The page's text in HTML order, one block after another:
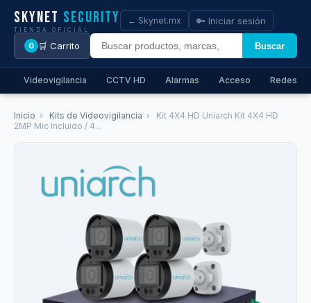
Skynet Security
TIENDA OFICIAL
Buscar
← Skynet.mx 🔑 Iniciar sesión
0 🛒 Carrito
Videovigilancia CCTV HD Alarmas Acceso Redes
Inicio › Kits de Videovigilancia ›
Kit 4X4 HD Uniarch Kit 4X4 HD
2MP Mic Incluido / 4...